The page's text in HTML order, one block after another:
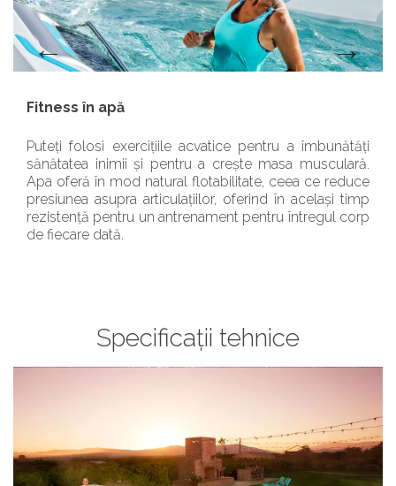
Fitness în apă
Puteți folosi exercițiile acvatice pentru a îmbunătăți
sănătatea inimii și pentru a crește masa musculară.
Apa oferă în mod natural flotabilitate, ceea ce reduce
presiunea asupra articulațiilor, oferind în același timp
rezistență pentru un antrenament pentru întregul corp
de fiecare dată.
Specificații tehnice